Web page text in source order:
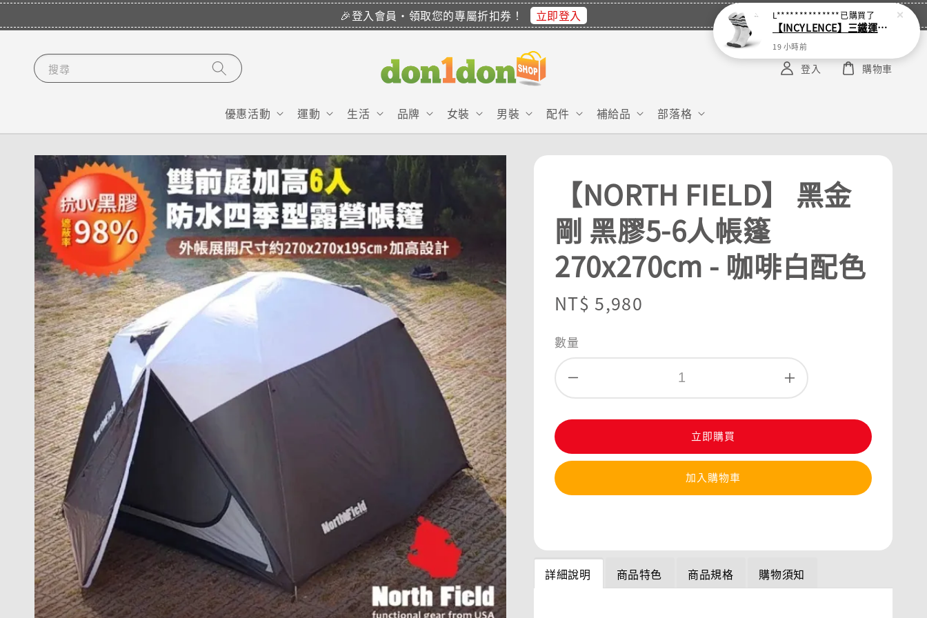
🎉登入會員・領取您的專屬折扣券！ 立即登入
搜尋
優惠活動 運動 生活 品牌 女裝 男裝 配件 補給品 部落格
登入 購物車
【NORTH FIELD】 黑金
剛 黑膠5-6人帳篷
270x270cm - 咖啡白配色
Regular
NT$ 5,980
數量
立即購買
加入購物車
詳細說明 商品特色 商品規格 購物須知
L************** 已購買了
【INCYLENCE】三鐵運動機能襪 Waves White
19 小時前